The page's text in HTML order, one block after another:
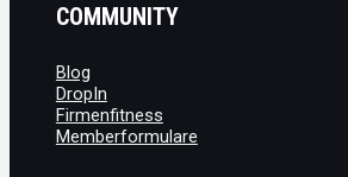
COMMUNITY
Blog
DropIn
Firmenfitness
Memberformulare